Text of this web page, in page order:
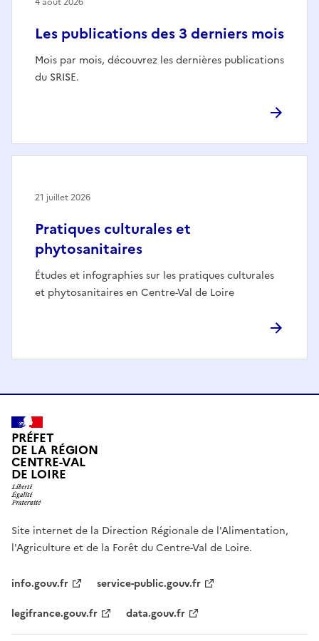
Les publications des 3 derniers mois
Mois par mois, découvrez les dernières publications
du SRISE.
Pratiques culturales et
phytosanitaires
Études et infographies sur les pratiques culturales
et phytosanitaires en Centre-Val de Loire
21 juillet 2026
PRÉFET
DE LA RÉGION
CENTRE-VAL
DE LOIRE
Site internet de la Direction Régionale de l'Alimentation,
l'Agriculture et de la Forêt du Centre-Val de Loire.
info.gouv.fr
service-public.gouv.fr
legifrance.gouv.fr
data.gouv.fr